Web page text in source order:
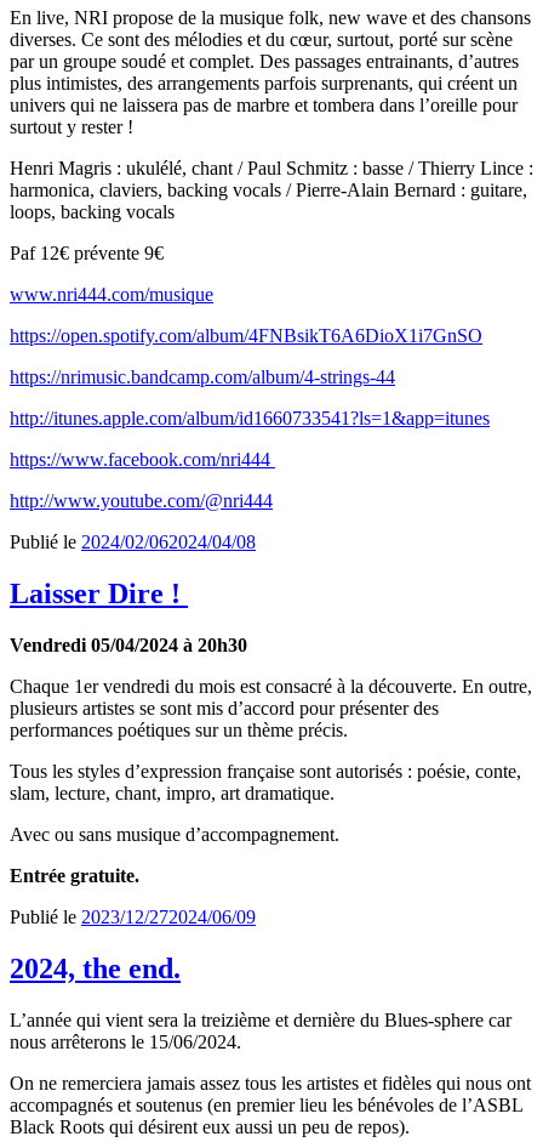
En live, NRI propose de la musique folk, new wave et des chansons
diverses. Ce sont des mélodies et du cœur, surtout, porté sur scène
par un groupe soudé et complet. Des passages entrainants, d’autres
plus intimistes, des arrangements parfois surprenants, qui créent un
univers qui ne laissera pas de marbre et tombera dans l’oreille pour
surtout y rester !
Henri Magris : ukulélé, chant / Paul Schmitz : basse / Thierry Lince :
harmonica, claviers, backing vocals / Pierre-Alain Bernard : guitare,
loops, backing vocals
Paf 12€ prévente 9€
www.nri444.com/musique
https://open.spotify.com/album/4FNBsikT6A6DioX1i7GnSO
https://nrimusic.bandcamp.com/album/4-strings-44
http://itunes.apple.com/album/id1660733541?ls=1&app=itunes
https://www.facebook.com/nri444
http://www.youtube.com/@nri444
Publié le 2024/02/062024/04/08
Laisser Dire !
Vendredi 05/04/2024 à 20h30
Chaque 1er vendredi du mois est consacré à la découverte. En outre,
plusieurs artistes se sont mis d’accord pour présenter des
performances poétiques sur un thème précis.
Tous les styles d’expression française sont autorisés : poésie, conte,
slam, lecture, chant, impro, art dramatique.
Avec ou sans musique d’accompagnement.
Entrée gratuite.
Publié le 2023/12/272024/06/09
2024, the end.
L’année qui vient sera la treizième et dernière du Blues-sphere car
nous arrêterons le 15/06/2024.
On ne remerciera jamais assez tous les artistes et fidèles qui nous ont
accompagnés et soutenus (en premier lieu les bénévoles de l’ASBL
Black Roots qui désirent eux aussi un peu de repos).